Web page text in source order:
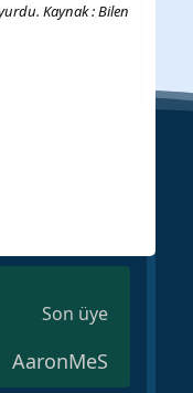
Kaynak : Bilen
Son üye
AaronMeS